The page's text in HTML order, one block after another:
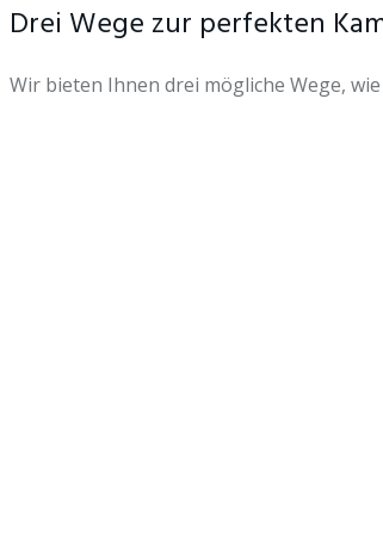
Drei Wege zur perfekten
Wir bieten Ihnen drei mögliche Wege,